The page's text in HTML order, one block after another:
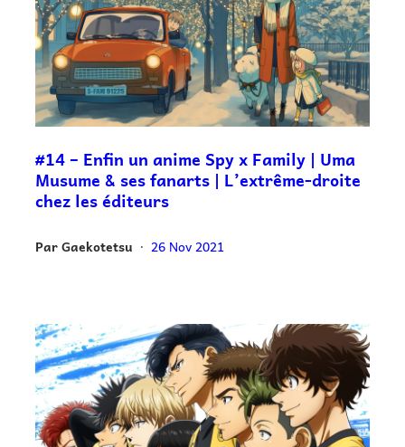
#14 – Enfin un anime Spy x Family | Uma
Musume & ses fanarts | L’extrême-droite
chez les éditeurs
ParGaekotetsu • 26 Nov 2021